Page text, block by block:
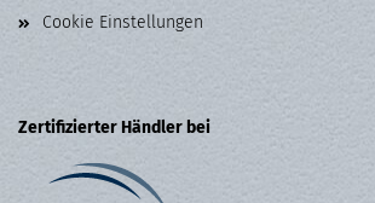
Cookie Einstellungen
Zertifizierter Händler bei